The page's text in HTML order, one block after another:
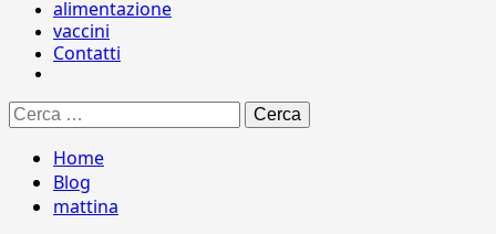
alimentazione
vaccini
Contatti
Ricerca
per:
Home
Blog
mattina